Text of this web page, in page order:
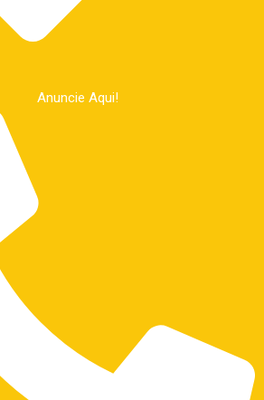
Anuncie Aqui!